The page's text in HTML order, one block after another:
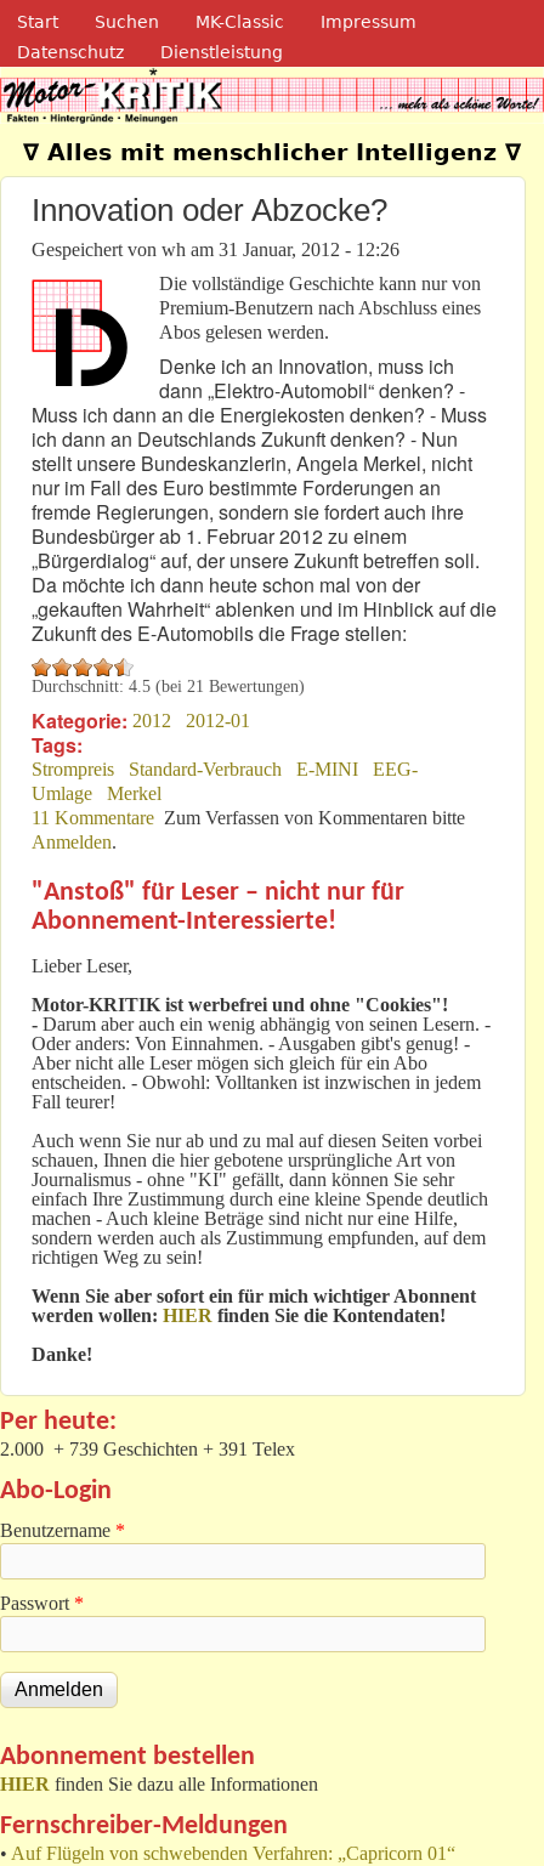
Direkt zum Inhalt
Navigation
Start Suchen MK-Classic
Impressum
Datenschutz
Dienstleistung
Motor-Kritik.de
∇ Alles mit menschlicher Intelligenz ∇
Innovation oder Abzocke?
Gespeichert von wh am 31 Januar, 2012 - 12:26
Die vollständige Geschichte kann nur von
Premium-Benutzern nach Abschluss eines
Abos gelesen werden.
Denke ich an Innovation, muss ich
dann „Elektro-Automobil“ denken? -
Muss ich dann an die Energiekosten denken? - Muss
ich dann an Deutschlands Zukunft denken? - Nun
stellt unsere Bundeskanzlerin, Angela Merkel, nicht
nur im Fall des Euro bestimmte Forderungen an
fremde Regierungen, sondern sie fordert auch ihre
Bundesbürger ab 1. Februar 2012 zu einem
„Bürgerdialog“ auf, der unsere Zukunft betreffen soll.
Da möchte ich dann heute schon mal von der
„gekauften Wahrheit“ ablenken und im Hinblick auf die
Zukunft des E-Automobils die Frage stellen:
Durchschnitt: 4.5 (bei 21 Bewertungen)
Kategorie: 2012 2012-01
Tags:
Strompreis Standard-Verbrauch E-MINI
EEG-
Umlage
Merkel
11 Kommentare Zum Verfassen von Kommentaren bitte
Anmelden.
"Anstoß" für Leser – nicht nur für
Abonnement-Interessierte!
Lieber Leser,
Motor-KRITIK ist werbefrei und ohne "Cookies"!
- Darum aber auch ein wenig abhängig von seinen Lesern. -
Oder anders: Von Einnahmen. - Ausgaben gibt's genug! -
Aber nicht alle Leser mögen sich gleich für ein Abo
entscheiden. - Obwohl: Volltanken ist inzwischen in jedem
Fall teurer!
Auch wenn Sie nur ab und zu mal auf diesen Seiten vorbei
schauen, Ihnen die hier gebotene ursprüngliche Art von
Journalismus - ohne "KI" gefällt, dann können Sie sehr
einfach Ihre Zustimmung durch eine kleine Spende deutlich
machen - Auch kleine Beträge sind nicht nur eine Hilfe,
sondern werden auch als Zustimmung empfunden, auf dem
richtigen Weg zu sein!
Wenn Sie aber sofort ein für mich wichtiger Abonnent
werden wollen: HIER finden Sie die Kontendaten!
Danke!
Per heute:
2.000 + 739 Geschichten + 391 Telex
Abo-Login
Benutzername *
Passwort *
Abonnement bestellen
HIER finden Sie dazu alle Informationen
Fernschreiber-Meldungen
• Auf Flügeln von schwebenden Verfahren: „Capricorn 01“